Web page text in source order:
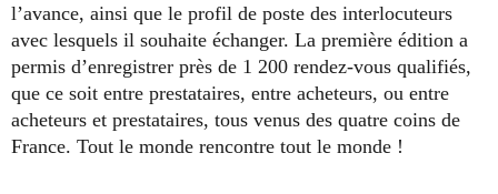
l’avance, ainsi que le profil de poste des interlocuteurs
avec lesquels il souhaite échanger. La première édition a
permis d’enregistrer près de 1 200 rendez-vous qualifiés,
que ce soit entre prestataires, entre acheteurs, ou entre
acheteurs et prestataires, tous venus des quatre coins de
France. Tout le monde rencontre tout le monde !